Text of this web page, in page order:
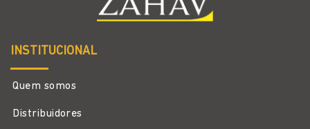
INSTITUCIONAL
Quem somos
Distribuidores